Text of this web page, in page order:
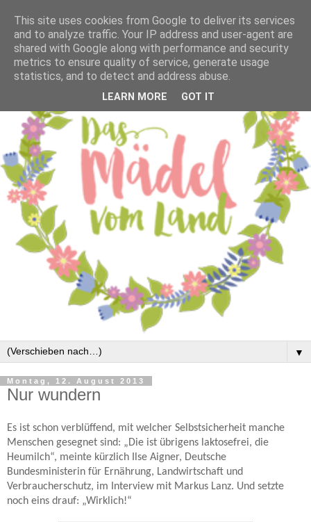
▼
Montag, 12. August 2013
Nur wundern
Es ist schon verblüffend, mit welcher Selbstsicherheit manche
Menschen gesegnet sind: „Die ist übrigens laktosefrei, die
Heumilch“, meinte kürzlich Ilse Aigner, Deutsche
Bundesministerin für Ernährung, Landwirtschaft und
Verbraucherschutz, im Interview mit Markus Lanz. Und setzte
noch eins drauf: „Wirklich!“
This site uses cookies from Google to deliver its services
and to analyze traffic. Your IP address and user-agent are
shared with Google along with performance and security
metrics to ensure quality of service, generate usage
statistics, and to detect and address abuse.
LEARN MORE GOT IT